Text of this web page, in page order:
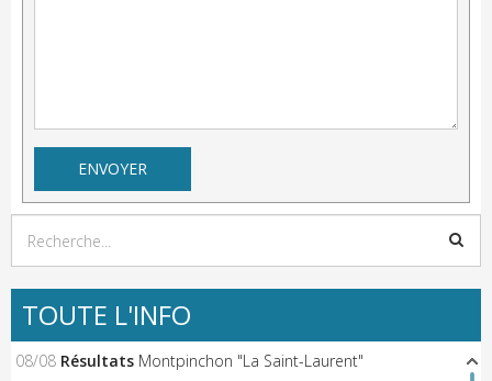
TOUTE L'INFO
08/08 Résultats Montpinchon "La Saint-Laurent"